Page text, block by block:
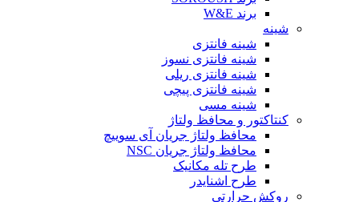
برند W&E
شینه
شینه فانتزی
شینه فانتزی نسوز
شینه فانتزی ریلی
شینه فانتزی پیچی
شینه مسی
کنتاکتور و محافظ ولتاژ
محافظ ولتاژ جریان آی سوییچ
محافظ ولتاژ جریان NSC
طرح تله مکانیک
طرح اشنایدر
روکش حرارتی